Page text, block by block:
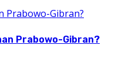
Prabowo-Gibran?